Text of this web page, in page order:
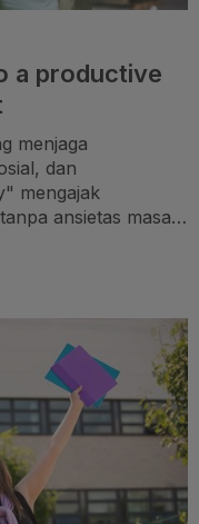
a productive
menjaga
dan
mengajak
ansietas masa